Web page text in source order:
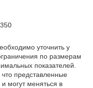
уточнить у
по размерам
показателей.
представленные
могут меняться в